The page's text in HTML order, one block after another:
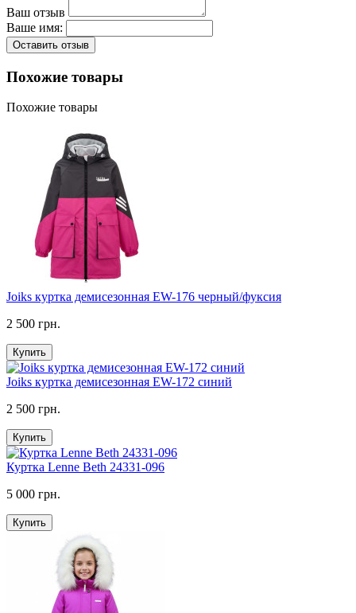
Ваш отзыв
Ваше имя:
Оставить отзыв
Похожие товары
Похожие товары
Joiks куртка демисезонная EW-176 черный/фуксия
2 500 грн.
Купить
Joiks куртка демисезонная EW-172 синий
2 500 грн.
Купить
Куртка Lenne Beth 24331-096
5 000 грн.
Купить